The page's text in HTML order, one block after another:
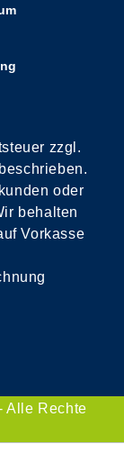
zzgl.
oder
behalten
Vorkasse
Alle Rechte